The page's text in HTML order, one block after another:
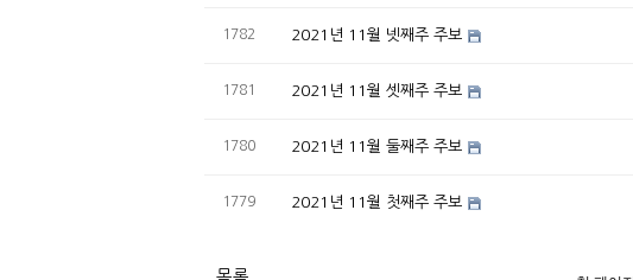
1782 2021년 11월 넷째주 주보
1781 2021년 11월 셋째주 주보
1780 2021년 11월 둘째주 주보
1779 2021년 11월 첫째주 주보
목록